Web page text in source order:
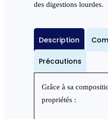
des digestions lourdes.
Description
Précautions
Grâce à sa
propriétés :